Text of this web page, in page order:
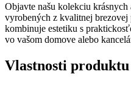
Objavte našu kolekciu krásnych
vyrobených z kvalitnej brezovej
kombinuje estetiku s
vo vašom domove alebo
Vlastnosti produktu